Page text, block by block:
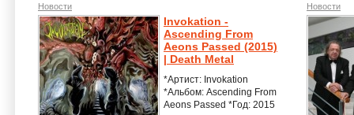
Новости
Invokation -
Ascending From
Aeons Passed (2015)
| Death Metal
*Артист: Invokation
*Альбом: Ascending From
Aeons Passed *Год: 2015
Новости